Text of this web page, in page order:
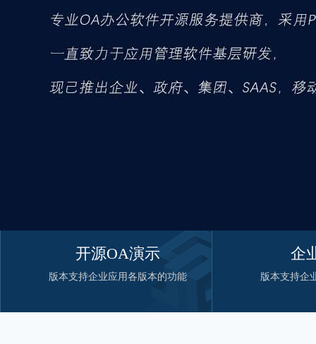
开源OA演示
版本支持企业应用各版本的功能
企
版本支持企